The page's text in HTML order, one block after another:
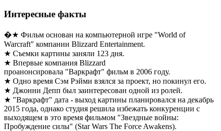
Интересные факты
�★ Фильм основан на компьютерной игре "World of
Warcraft" компании Blizzard Entertainment.
★ Съемки картины заняли 123 дня.
★ Впервые компания Blizzard
проанонсировала "Варкрафт" фильм в 2006 году.
★ Одно время Сэм Рэйми взялся за проект, но покинул его.
★ Джонни Депп был заинтересован одной из ролей.
★ "Варкрафт" дата - выход картины планировался на декабрь
2015 года, однако студия решила избежать конкуренции с
выходящем в это время фильмом "Звездные войны:
Пробуждение силы" (Star Wars The Force Awakens).